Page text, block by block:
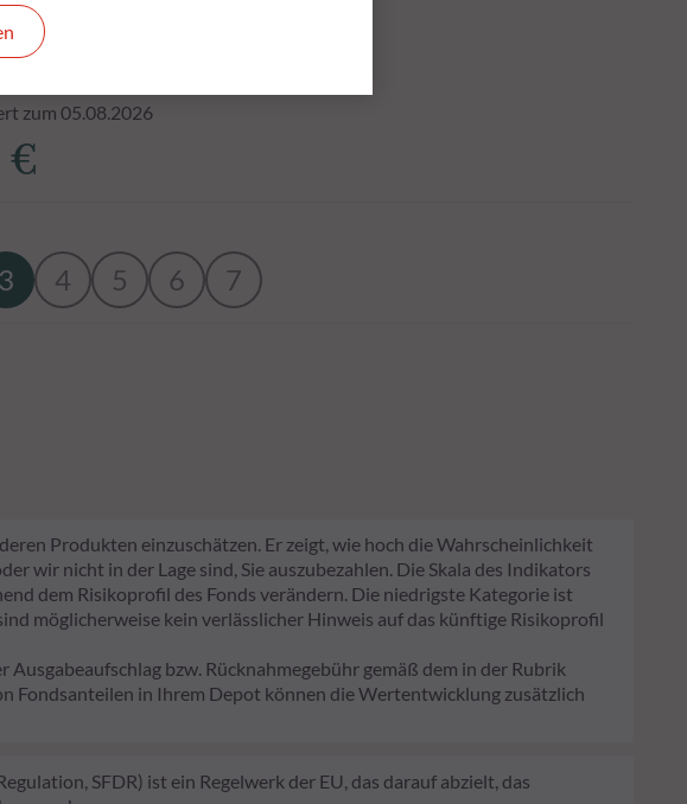
zum 05.08.2026
€
3 4 5 6 7
Produkten einzuschätzen. Er zeigt, wie hoch die Wahrscheinlichkeit
wir nicht in der Lage sind, Sie auszubezahlen. Die Skala des Indikators
dem Risikoprofil des Fonds verändern. Die niedrigste Kategorie ist
möglicherweise kein verlässlicher Hinweis auf das künftige Risikoprofil
bzw. Rücknahmegebühr gemäß dem in der Rubrik
Fondsanteilen in Ihrem Depot können die Wertentwicklung zusätzlich
SFDR) ist ein Regelwerk der EU, das darauf abzielt, das